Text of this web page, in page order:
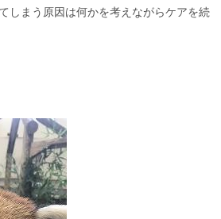
しまう原因は何かを考えながらケアを続